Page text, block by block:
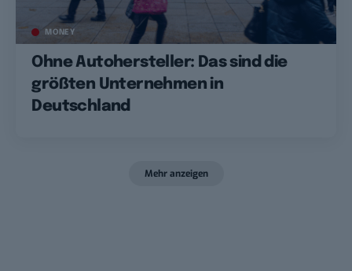
MONEY
Ohne Autohersteller: Das sind die
größten Unternehmen in
Deutschland
Mehr anzeigen